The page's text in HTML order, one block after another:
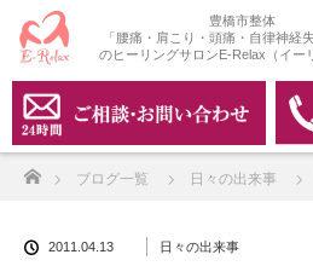
豊橋市整体
「腰痛・肩こり・頭痛・自律神経
のヒーリングサロンE-Relax（イー
ブログ一覧 日々の出来事
2011.04.13 日々の出来事